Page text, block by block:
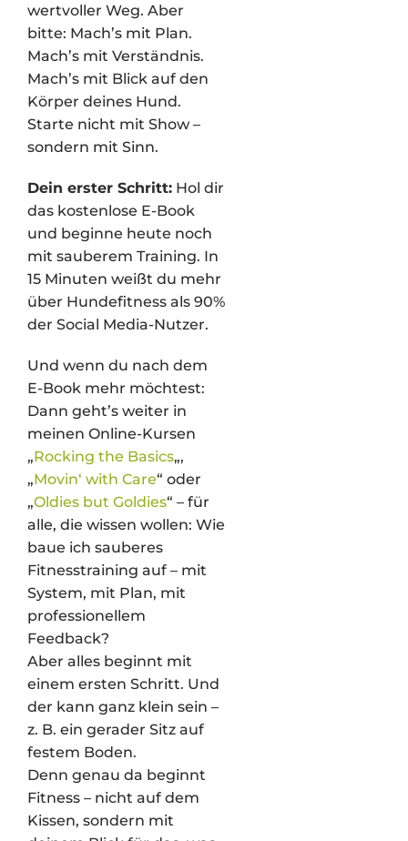
wertvoller Weg. Aber
bitte: Mach’s mit Plan.
Mach’s mit Verständnis.
Mach’s mit Blick auf den
Körper deines Hund.
Starte nicht mit Show –
sondern mit Sinn.
Dein erster Schritt: Hol dir
das kostenlose E-Book
und beginne heute noch
mit sauberem Training. In
15 Minuten weißt du mehr
über Hundefitness als 90%
der Social Media-Nutzer.
Und wenn du nach dem
E-Book mehr möchtest:
Dann geht’s weiter in
meinen Online-Kursen
„Rocking the Basics„,
„Movin‘ with Care“ oder
„Oldies but Goldies“ – für
alle, die wissen wollen: Wie
baue ich sauberes
Fitnesstraining auf – mit
System, mit Plan, mit
professionellem
Feedback?
Aber alles beginnt mit
einem ersten Schritt. Und
der kann ganz klein sein –
z. B. ein gerader Sitz auf
festem Boden.
Denn genau da beginnt
Fitness – nicht auf dem
Kissen, sondern mit